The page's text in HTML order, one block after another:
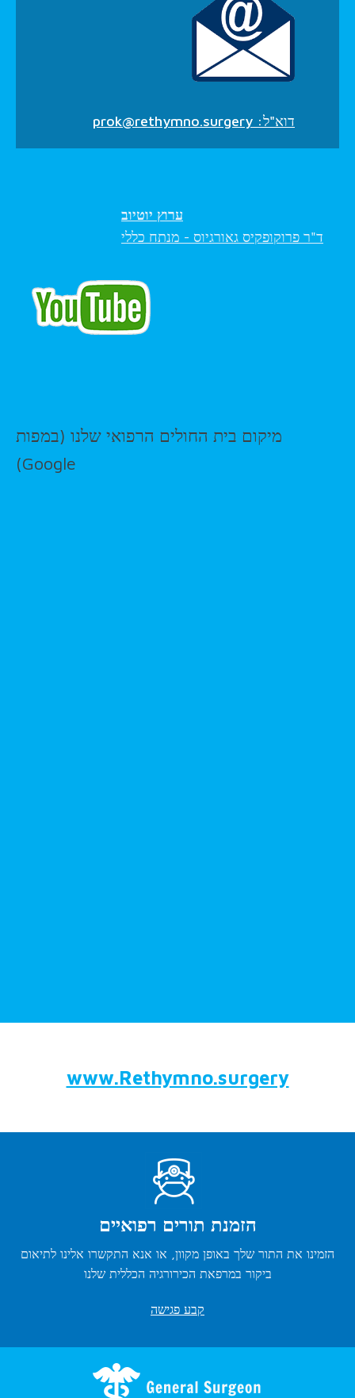
דוא"ל: prok@rethymno.surgery
ערוץ יוטיוב
ד"ר פרוקופקיס גאורגיוס - מנתח כללי
מיקום בית החולים הרפואי שלנו (במפות
Google)
www.Rethymno.surgery
הזמנת תורים רפואיים
הזמינו את התור שלך באופן מקוון, או אנא התקשרו אלינו לתיאום
ביקור במרפאת הכירורגיה הכללית שלנו
קבע פגישה